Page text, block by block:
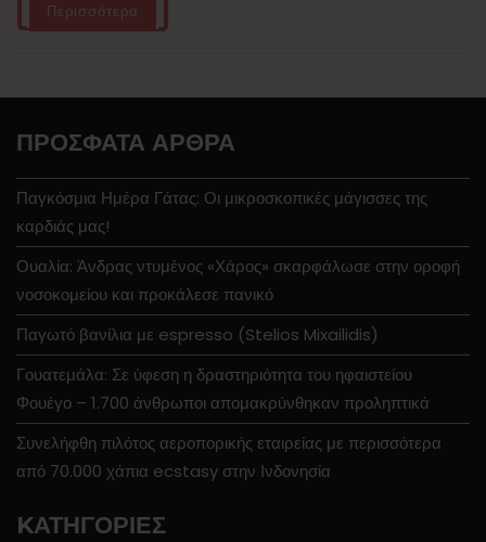
Περισσότερα
ΠΡΌΣΦΑΤΑ ΆΡΘΡΑ
Παγκόσμια Ημέρα Γάτας: Οι μικροσκοπικές μάγισσες της
καρδιάς μας!
Ουαλία: Άνδρας ντυμένος «Χάρος» σκαρφάλωσε στην οροφή
νοσοκομείου και προκάλεσε πανικό
Παγωτό βανίλια με espresso (Stelios Mixailidis)
Γουατεμάλα: Σε ύφεση η δραστηριότητα του ηφαιστείου
Φουέγο – 1.700 άνθρωποι απομακρύνθηκαν προληπτικά
Συνελήφθη πιλότος αεροπορικής εταιρείας με περισσότερα
από 70.000 χάπια ecstasy στην Ινδονησία
KΑΤΗΓΟΡΊΕΣ